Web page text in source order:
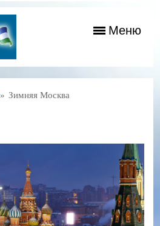
Меню
» Зимняя Москва